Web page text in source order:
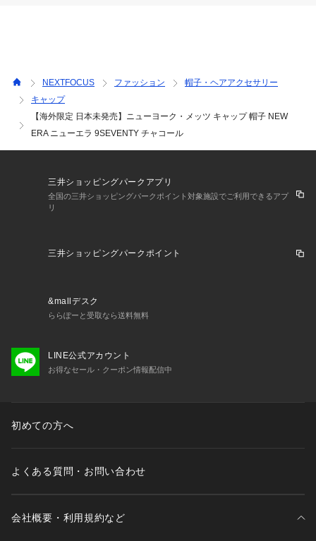
NEXTFOCUS ファッション
帽子・ヘアアクセサリー
キャップ
【海外限定 日本未発売】ニューヨーク・メッツ キャップ 帽子 NEW
ERA ニューエラ 9SEVENTY チャコール
三井ショッピングパークアプリ
全国の三井ショッピングパークポイント対象施設でご利用できるアプ
リ
三井ショッピングパークポイント
&mallデスク
ららぽーと受取なら送料無料
LINE公式アカウント
お得なセール・クーポン情報配信中
初めての方へ
よくある質問・お問い合わせ
会社概要・利用規約など